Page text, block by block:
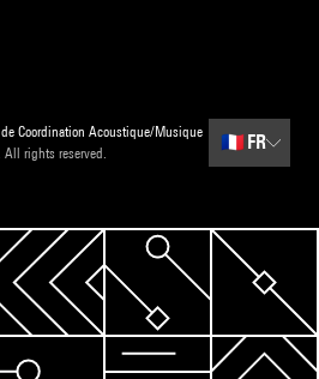
Coordination Acoustique/Musique
rights reserved.
🇫🇷 FR